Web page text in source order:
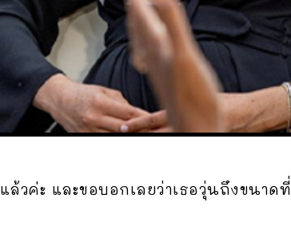
แล้วค่ะ และขอบอกเลยว่าเธอวุ่นถึงขนาดที่